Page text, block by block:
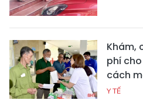
Khám,
phí
cách
Y TẾ